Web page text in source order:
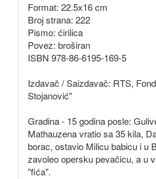
Format: 22.5x16 cm
Broj strana: 222
Pismo: ćirilica
Povez: broširan
ISBN 978-86-6195-169-5
Izdavač / Saizdavač: RTS,
Stojanović"
Gradina - 15 godina posle:
Mathauzena vratio sa 35 kila,
borac, ostavio Milicu babicu i u
zavoleo opersku pevačicu, a u
"fića".